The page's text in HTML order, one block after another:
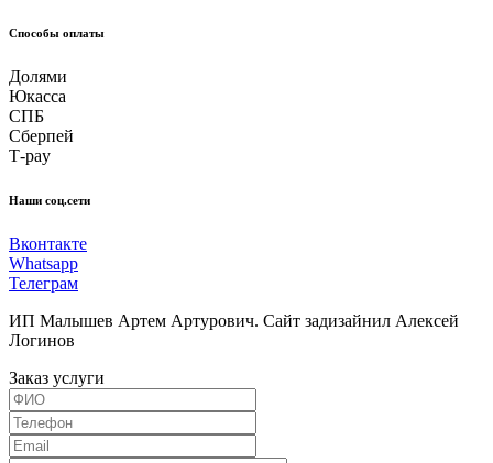
Способы оплаты
Долями
Юкасса
СПБ
Сберпей
Т-pay
Наши соц.сети
Вконтакте
Whatsapp
Телеграм
ИП Малышев Артем Артурович. Сайт задизайнил Алексей
Логинов
Заказ услуги